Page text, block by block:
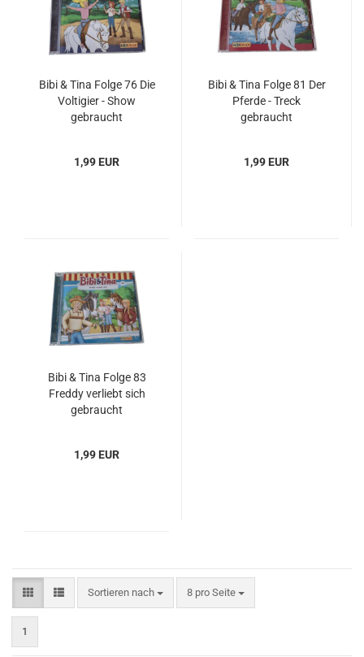
Bibi & Tina Folge 76 Die
Voltigier - Show
gebraucht
1,99 EUR
Bibi & Tina Folge 81 Der
Pferde - Treck
gebraucht
1,99 EUR
Bibi & Tina Folge 83
Freddy verliebt sich
gebraucht
1,99 EUR
Sortieren nach
Sortieren nach 8 pro Seite
pro Seite
1